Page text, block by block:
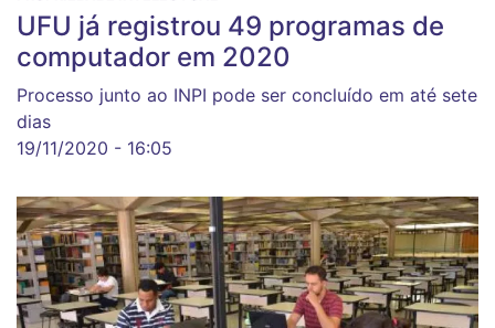
UFU já registrou 49 programas de
computador em 2020
Processo junto ao INPI pode ser concluído em até sete
dias
19/11/2020 - 16:05